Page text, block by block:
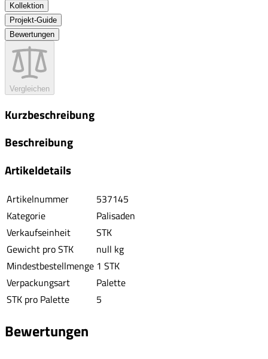
Kollektion
Projekt-Guide
Bewertungen
Vergleichen
Kurzbeschreibung
Beschreibung
Artikeldetails
Artikelnummer
537145
Kategorie
Palisaden
Verkaufseinheit
STK
Gewicht pro STK
null kg
Mindestbestellmenge 1 STK
Verpackungsart
Palette
STK pro Palette
5
Bewertungen